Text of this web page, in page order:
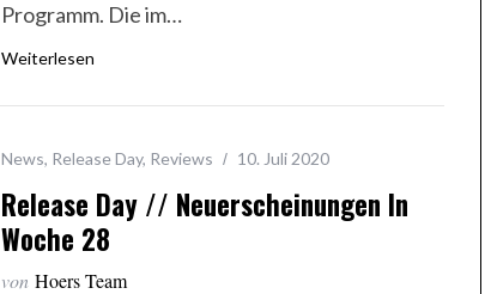
Programm. Die im…
Weiterlesen
News, Release Day, Reviews 10. Juli 2020
Release Day // Neuerscheinungen In
Woche 28
von Hoers Team